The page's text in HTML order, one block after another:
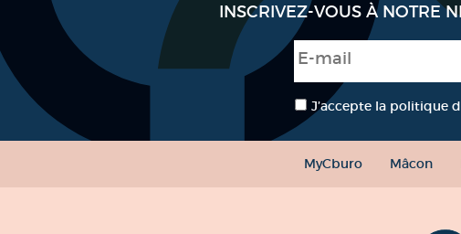
INSCRIVEZ-VOUS À NOTRE
E-mail
RGPD *
J’accepte la politique
MyCburo Mâcon